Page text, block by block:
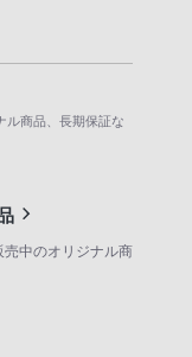
ル商品、長期保証な
中のオリジナル商